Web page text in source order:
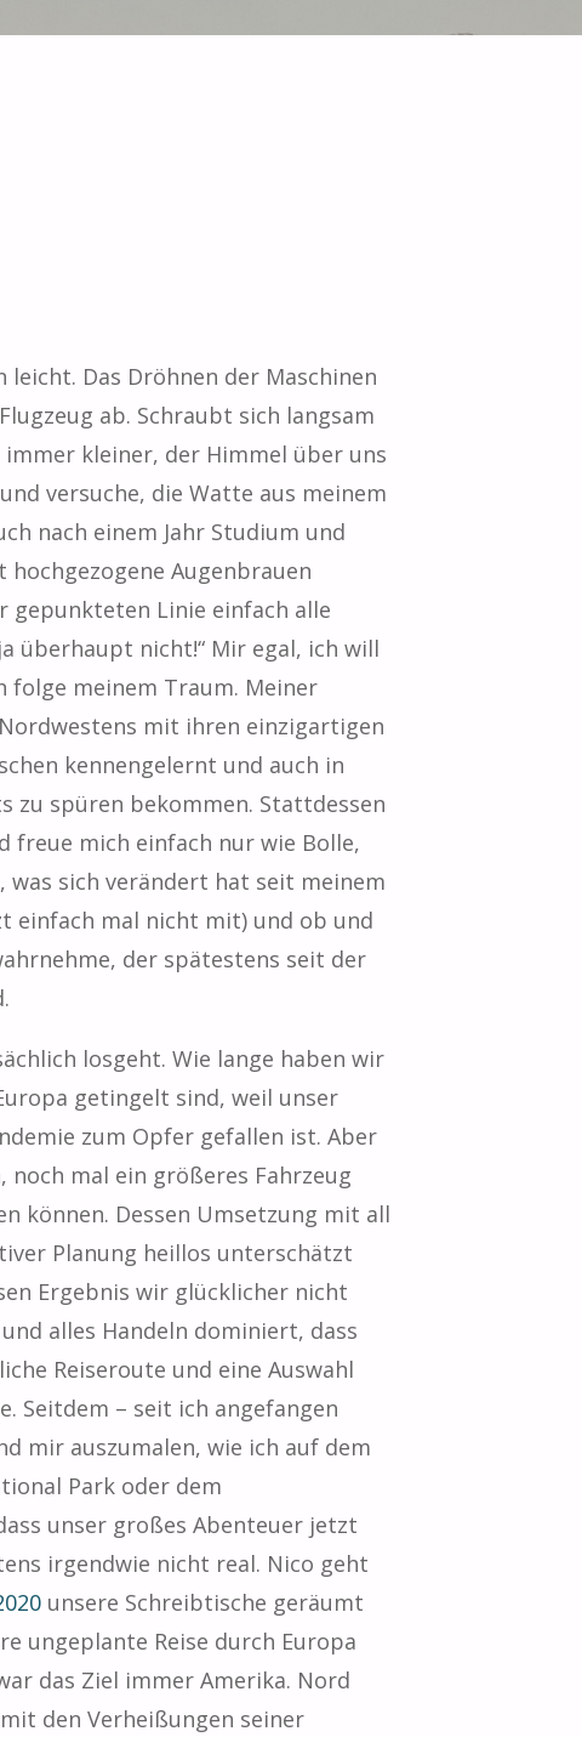
Das Dröhnen der Maschinen
ab. Schraubt sich langsam
kleiner, der Himmel über uns
versuche, die Watte aus meinem
nach einem Jahr Studium und
Augenbrauen
gepunkteten Linie einfach alle
überhaupt nicht!“ Mir egal, ich will
folge meinem Traum. Meiner
mit ihren einzigartigen
kennengelernt und auch in
zu spüren bekommen. Stattdessen
freue mich einfach nur wie Bolle,
sich verändert hat seit meinem
einfach mal nicht mit) und ob und
der spätestens seit der
losgeht. Wie lange haben wir
getingelt sind, weil unser
zum Opfer gefallen ist. Aber
mal ein größeres Fahrzeug
können. Dessen Umsetzung mit all
Planung heillos unterschätzt
Ergebnis wir glücklicher nicht
alles Handeln dominiert, dass
Reiseroute und eine Auswahl
Seitdem – seit ich angefangen
mir auszumalen, wie ich auf dem
Park oder dem
unser großes Abenteuer jetzt
irgendwie nicht real. Nico geht
unsere Schreibtische geräumt
ungeplante Reise durch Europa
das Ziel immer Amerika. Nord
den Verheißungen seiner